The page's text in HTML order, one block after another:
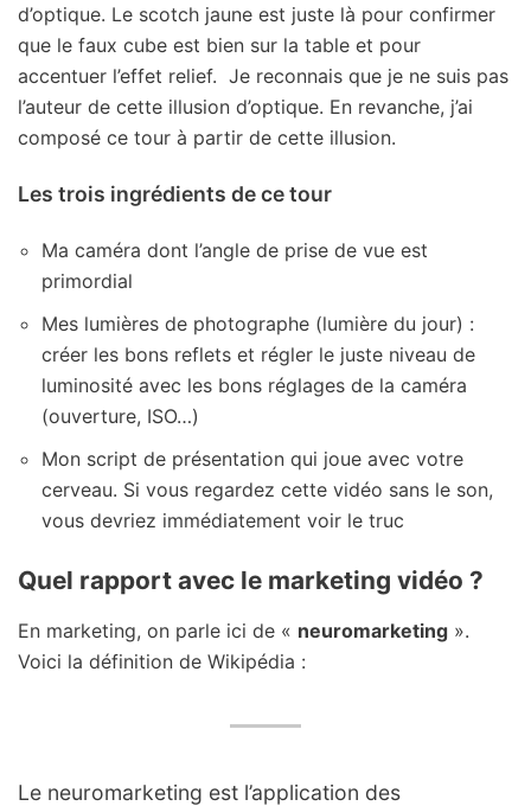
d’optique. Le scotch jaune est juste là pour confirmer
que le faux cube est bien sur la table et pour
accentuer l’effet relief. Je reconnais que je ne suis pas
l’auteur de cette illusion d’optique. En revanche, j’ai
composé ce tour à partir de cette illusion.
Les trois ingrédients de ce tour
Ma caméra dont l’angle de prise de vue est
primordial
Mes lumières de photographe (lumière du jour) :
créer les bons reflets et régler le juste niveau de
luminosité avec les bons réglages de la caméra
(ouverture, ISO…)
Mon script de présentation qui joue avec votre
cerveau. Si vous regardez cette vidéo sans le son,
vous devriez immédiatement voir le truc
Quel rapport avec le marketing vidéo ?
En marketing, on parle ici de « neuromarketing ».
Voici la définition de Wikipédia :
Le neuromarketing est l’application des